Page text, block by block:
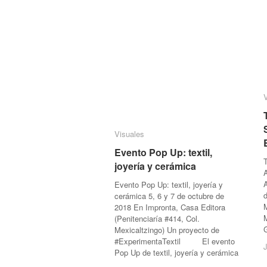
Visuales
Evento Pop Up: textil,
joyería y cerámica
Evento Pop Up: textil, joyería y
cerámica 5, 6 y 7 de octubre de
2018 En Impronta, Casa Editora
(Penitenciaría #414, Col.
Mexicaltzingo) Un proyecto de
#ExperimentaTextil El evento
Pop Up de textil, joyería y cerámica
Visuales
Evento Pop Up: textil,
joyería y cerámica